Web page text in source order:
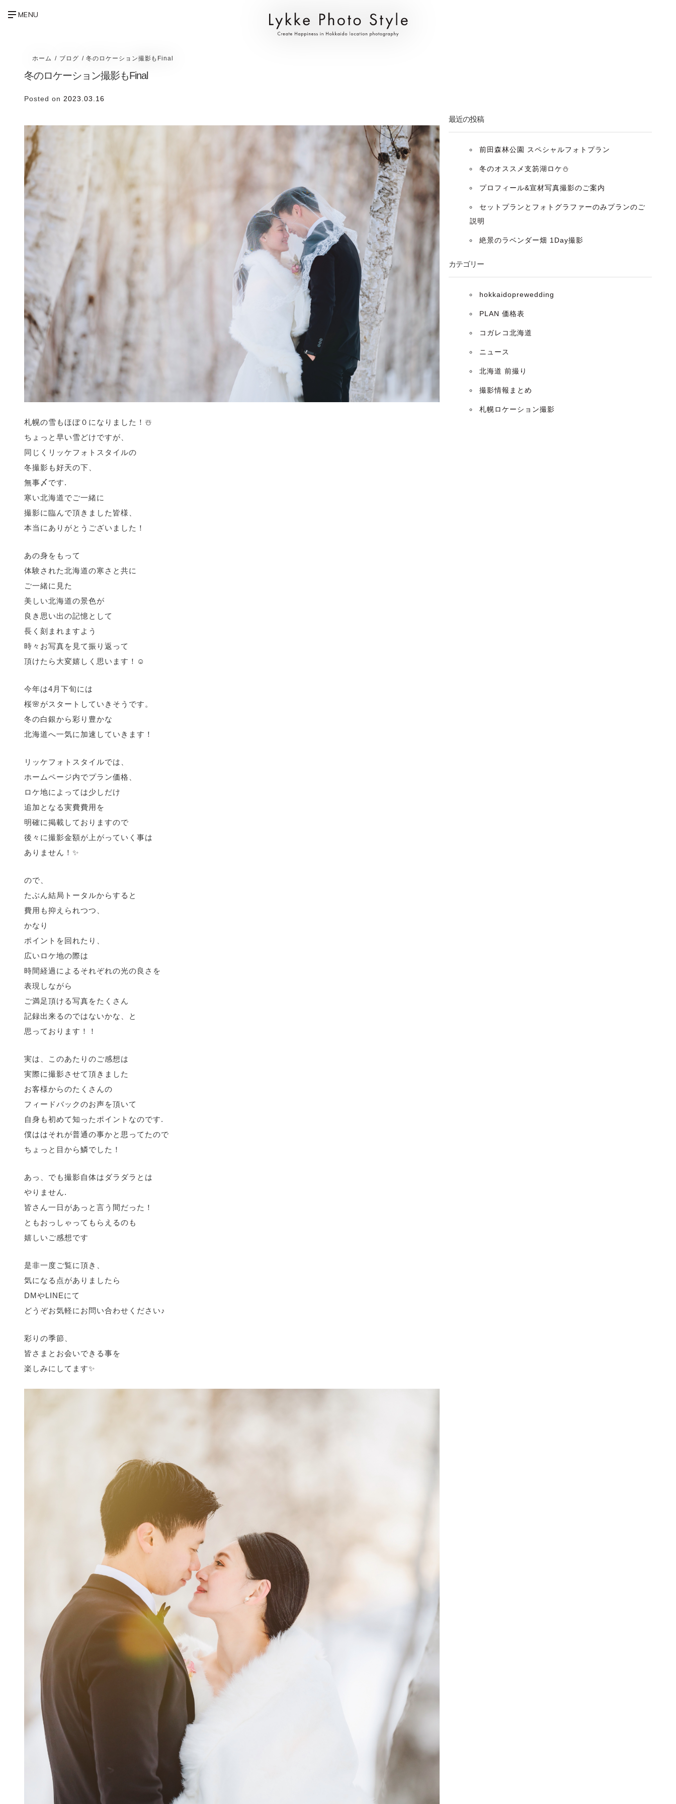
ホーム ブログ 冬のロケーション撮影もFinal
冬のロケーション撮影もFinal
Posted on 2023.03.16
札幌の雪もほぼ０になりました！☃️
ちょっと早い雪どけですが、
同じくリッケフォトスタイルの
冬撮影も好天の下、
無事〆です.
寒い北海道でご一緒に
撮影に臨んで頂きました皆様、
本当にありがとうございました！
あの身をもって
体験された北海道の寒さと共に
ご一緒に見た
美しい北海道の景色が
良き思い出の記憶として
長く刻まれますよう
時々お写真を見て振り返って
頂けたら大変嬉しく思います！☺️
今年は4月下旬には
桜🌸がスタートしていきそうです。
冬の白銀から彩り豊かな
北海道へ一気に加速していきます！
リッケフォトスタイルでは、
ホームページ内でプラン価格、
ロケ地によっては少しだけ
追加となる実費費用を
明確に掲載しておりますので
後々に撮影金額が上がっていく事は
ありません！✨
ので、
たぶん結局トータルからすると
費用も抑えられつつ、
かなり
ポイントを回れたり、
広いロケ地の際は
時間経過によるそれぞれの光の良さを
表現しながら
ご満足頂ける写真をたくさん
記録出来るのではないかな、と
思っております！！
実は、このあたりのご感想は
実際に撮影させて頂きました
お客様からのたくさんの
フィードバックのお声を頂いて
自身も初めて知ったポイントなのです.
僕ははそれが普通の事かと思ってたので
ちょっと目から鱗でした！
あっ、でも撮影自体はダラダラとは
やりません.
皆さん一日があっと言う間だった！
ともおっしゃってもらえるのも
嬉しいご感想です
是非一度ご覧に頂き、
気になる点がありましたら
DMやLINEにて
どうぞお気軽にお問い合わせください♪
彩りの季節、
皆さまとお会いできる事を
楽しみにしてます✨
最近の投稿
前田森林公園 スペシャルフォトプラン
冬のオススメ支笏湖ロケ⛄️
プロフィール&宣材写真撮影のご案内
セットプランとフォトグラファーのみプランのご
説明
絶景のラベンダー畑 1Day撮影
カテゴリー
hokkaidoprewedding
PLAN 価格表
コガレコ北海道
ニュース
北海道 前撮り
撮影情報まとめ
札幌ロケーション撮影